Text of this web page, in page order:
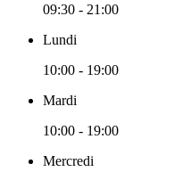
09:30 - 21:00
Lundi
10:00 - 19:00
Mardi
10:00 - 19:00
Mercredi